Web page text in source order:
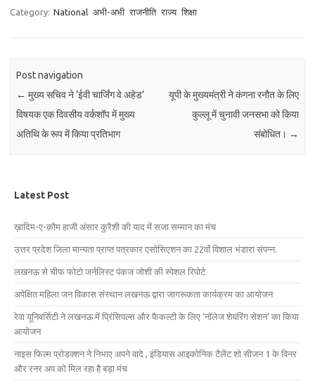
Category: National अभी-अभी राजनीति राज्य शिक्षा
Post navigation
← मुख्य सचिव ने ‘ईवी चार्जिंग वे अहेड’
विषयक एक दिवसीय वर्कशॉप में मुख्य
अतिथि के रूप में किया प्रतिभाग
यूपी के मुख्यमंत्री ने कंगना रनौत के लिए
कुल्लू में चुनावी जनसभा को किया
संबोधित। →
Latest Post
ख़ादिम-ए-क़ौम हाजी अंसार कुरैशी की याद में सजा सम्मान का मंच
उत्तर प्रदेश जिला मान्यता प्राप्त पत्रकार एसोसिएशन का 22वाँ विशाल भंडारा संपन्न.
लखनऊ से चीफ फोटो जर्नलिस्ट पंकज जोशी की स्पेशल रिपोर्ट
अपेक्षित महिला जन विकास संस्थान लखनऊ द्वारा जागरूकता कार्यक्रम का आयोजन
रेवा यूनिवर्सिटी ने लखनऊ में प्रिंसिपल्स और फैकल्टी के लिए ‘नॉलेज शेयरिंग सेशन’ का किया
आयोजन
नाइस फिल्म प्रोडक्शन ने निभाए अपने वादे , इंडियास आइकोनिक टैलेंट शो सीजन 1 के विनर
और रनर अप को मिल रहा है बड़ा मंच